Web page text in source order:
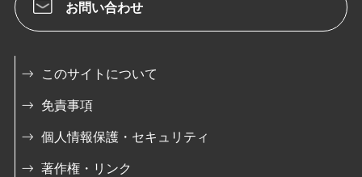
お問い合わせ
このサイトについて
免責事項
個人情報保護・セキュリティ
著作権・リンク